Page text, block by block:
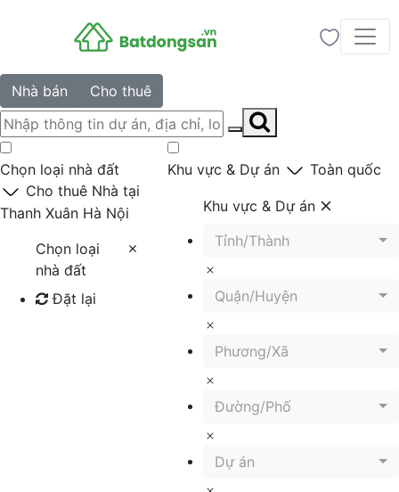
Nhà bán Cho thuê
Chọn loại nhà đất
Cho thuê Nhà tại
Thanh Xuân Hà Nội
Chọn loại
nhà đất
Đặt lại
Khu vực & Dự án Toàn quốc
Khu vực & Dự án
Tỉnh/Thành
Quận/Huyện
Phương/Xã
Đường/Phố
Dự án